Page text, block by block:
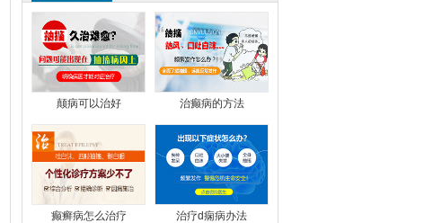
颠病可以治好 治癫病的方法
癫癣病怎么治疗 治疗d痫病办法